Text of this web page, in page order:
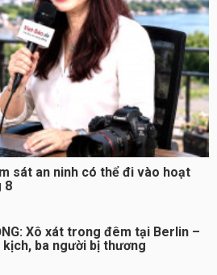
sát an ninh có thể đi vào hoạt
8
Xô xát trong đêm tại Berlin –
ba người bị thương